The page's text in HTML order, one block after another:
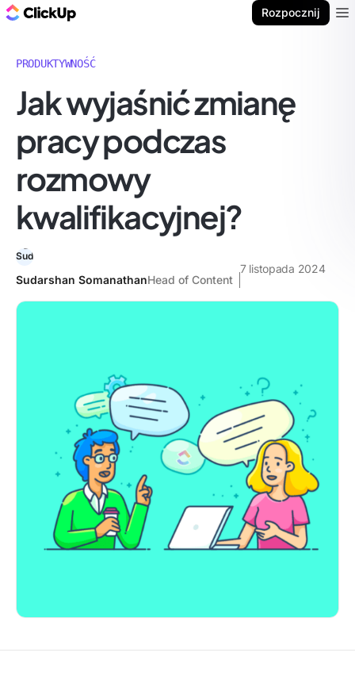
Rozpocznij
PRODUKTYWNOŚĆ
Jak wyjaśnić zmianę
pracy podczas
rozmowy
kwalifikacyjnej?
Sudarshan SomanathanHead of Content
7 listopada 2024